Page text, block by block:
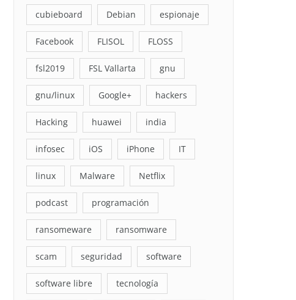
cubieboard Debian espionaje
Facebook FLISOL FLOSS
fsl2019 FSL Vallarta gnu
gnu/linux Google+ hackers
Hacking huawei india
infosec iOS iPhone IT
linux Malware Netflix
podcast programación
ransomeware ransomware
scam seguridad software
software libre tecnología